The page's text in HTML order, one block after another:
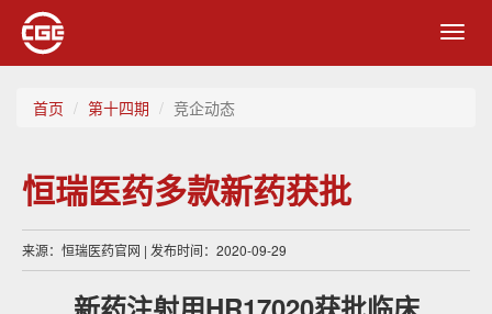
首页 第十四期 竞企动态
恒瑞医药多款新药获批
来源：恒瑞医药官网 | 发布时间：2020-09-29